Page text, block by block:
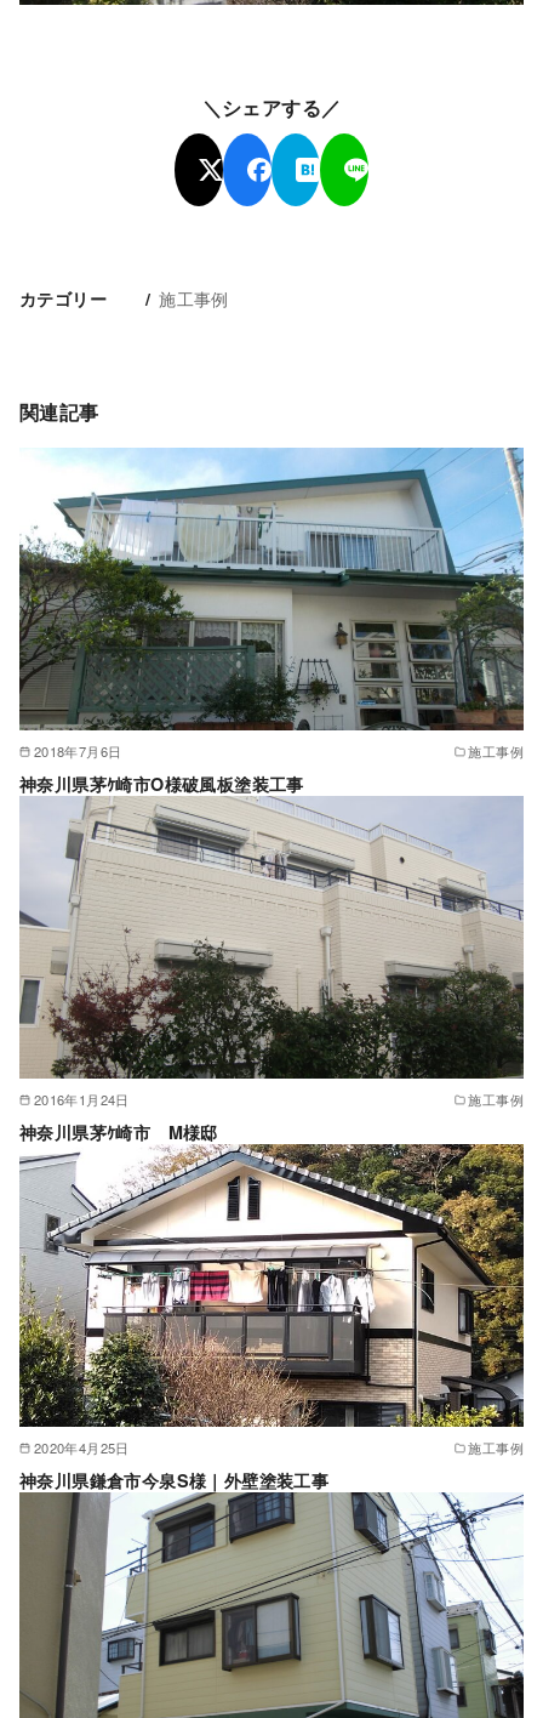
＼シェアする／
カテゴリー 施工事例
関連記事
2018年7月6日 施工事例
神奈川県茅ｹ崎市O様破風板塗装工事
2016年1月24日 施工事例
神奈川県茅ｹ崎市 M様邸
2020年4月25日 施工事例
神奈川県鎌倉市今泉S様｜外壁塗装工事